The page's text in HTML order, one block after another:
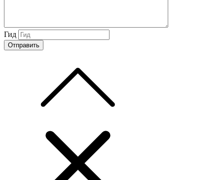
Гид